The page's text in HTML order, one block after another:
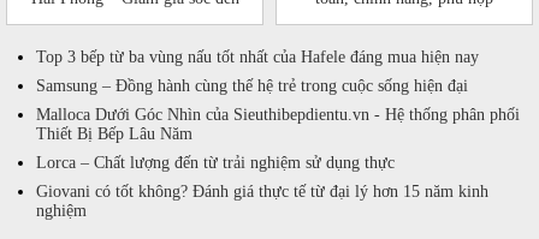
Top 3 bếp từ ba vùng nấu tốt nhất của Hafele đáng mua hiện nay
Samsung – Đồng hành cùng thế hệ trẻ trong cuộc sống hiện đại
Malloca Dưới Góc Nhìn của Sieuthibepdientu.vn - Hệ thống phân phối
Thiết Bị Bếp Lâu Năm
Lorca – Chất lượng đến từ trải nghiệm sử dụng thực
Giovani có tốt không? Đánh giá thực tế từ đại lý hơn 15 năm kinh
nghiệm